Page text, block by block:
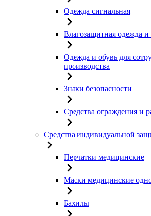
Одежда сигнальная
Влагозащитная одежда и
Одежда и обувь для
производства
Знаки безопасности
Средства ограждения и
Средства индивидуальной
Перчатки медицинские
Маски медицинские
Бахилы